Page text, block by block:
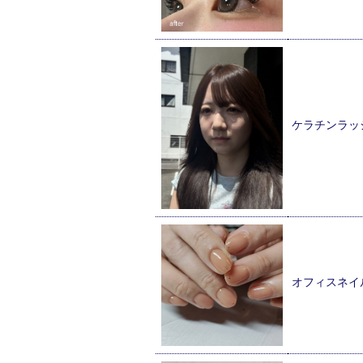
ケラチンラッ
オフィスネイ